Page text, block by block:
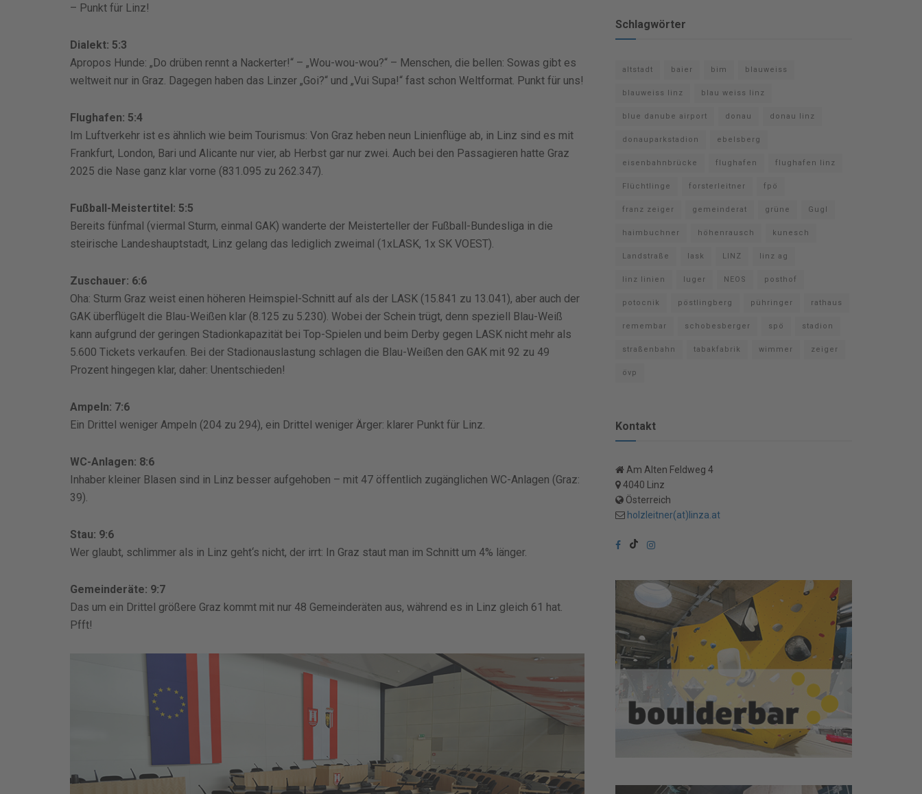
– Punkt für Linz!
Dialekt: 5:3
Apropos Hunde: „Do drüben rennt a Nackerter!“ – „Wou-wou-wou?“ – Menschen, die bellen: Sowas gibt es
weltweit nur in Graz. Dagegen haben das Linzer „Goi?“ und „Vui Supa!“ fast schon Weltformat. Punkt für uns!
Flughafen: 5:4
Im Luftverkehr ist es ähnlich wie beim Tourismus: Von Graz heben neun Linienflüge ab, in Linz sind es mit
Frankfurt, London, Bari und Alicante nur vier, ab Herbst gar nur zwei. Auch bei den Passagieren hatte Graz
2025 die Nase ganz klar vorne (831.095 zu 262.347).
Fußball-Meistertitel: 5:5
Bereits fünfmal (viermal Sturm, einmal GAK) wanderte der Meisterteller der Fußball-Bundesliga in die
steirische Landeshauptstadt, Linz gelang das lediglich zweimal (1xLASK, 1x SK VOEST).
Zuschauer: 6:6
Oha: Sturm Graz weist einen höheren Heimspiel-Schnitt auf als der LASK (15.841 zu 13.041), aber auch der
GAK überflügelt die Blau-Weißen klar (8.125 zu 5.230). Wobei der Schein trügt, denn speziell Blau-Weiß
kann aufgrund der geringen Stadionkapazität bei Top-Spielen und beim Derby gegen LASK nicht mehr als
5.600 Tickets verkaufen. Bei der Stadionauslastung schlagen die Blau-Weißen den GAK mit 92 zu 49
Prozent hingegen klar, daher: Unentschieden!
Ampeln: 7:6
Ein Drittel weniger Ampeln (204 zu 294), ein Drittel weniger Ärger: klarer Punkt für Linz.
WC-Anlagen: 8:6
Inhaber kleiner Blasen sind in Linz besser aufgehoben – mit 47 öffentlich zugänglichen WC-Anlagen (Graz:
39).
Stau: 9:6
Wer glaubt, schlimmer als in Linz geht‘s nicht, der irrt: In Graz staut man im Schnitt um 4% länger.
Gemeinderäte: 9:7
Das um ein Drittel größere Graz kommt mit nur 48 Gemeinderäten aus, während es in Linz gleich 61 hat.
Pfft!
Schlagwörter
altstadt baier bim blauweiss
blauweiss linz blau weiss linz
blue danube airport donau donau linz
donauparkstadion ebelsberg
eisenbahnbrücke flughafen flughafen linz
Flüchtlinge forsterleitner fpö
franz zeiger gemeinderat grüne Gugl
haimbuchner höhenrausch kunesch
Landstraße lask LINZ linz ag
linz linien luger NEOS posthof
potocnik pöstlingberg pühringer rathaus
remembar schobesberger spö stadion
straßenbahn tabakfabrik wimmer zeiger
övp
Kontakt
Am Alten Feldweg 4
4040 Linz
Österreich
holzleitner(at)linza.at